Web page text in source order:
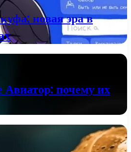
новая эра в
почему их